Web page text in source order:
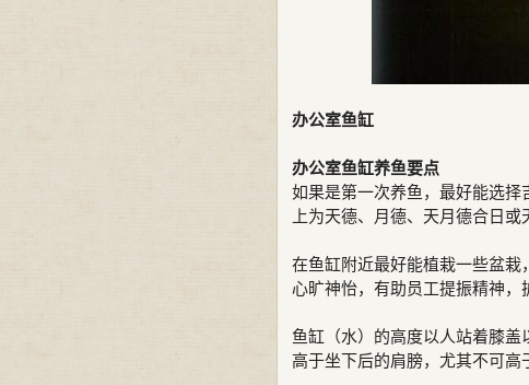
办公室鱼缸
办公室鱼缸养鱼要点
如果是第一次养鱼，最好能选
上为天德、月德、天月德合日
在鱼缸附近最好能植栽一些盆栽
心旷神怡，有助员工提振精神，
鱼缸（水）的高度以人站着膝
高于坐下后的肩膀，尤其不可